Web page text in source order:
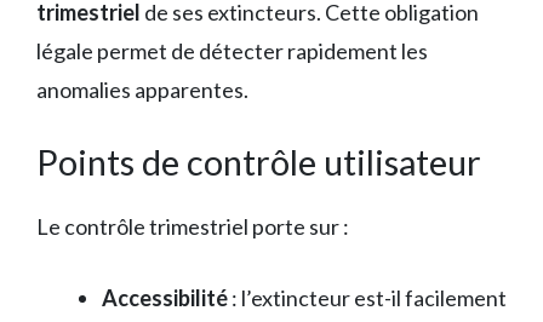
trimestriel de ses extincteurs. Cette obligation
légale permet de détecter rapidement les
anomalies apparentes.
Points de contrôle utilisateur
Le contrôle trimestriel porte sur :
Accessibilité: l’extincteur est-il facilement